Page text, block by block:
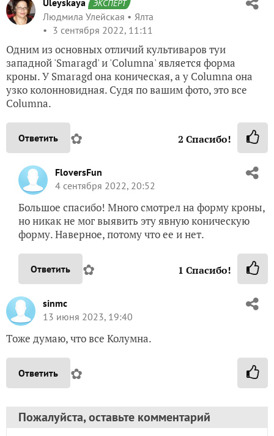
Uleyskaya ЭКСПЕРТ
Людмила Улейская
Ялта
3 сентября 2022, 11:11
Одним из основных отличий культиваров туи
западной 'Smaragd' и 'Columna' является форма
кроны. У Smaragd она коническая, а у Columna она
узко колонновидная. Судя по вашим фото, это все
Columna.
Ответить ✿ 2 Спасибо!
FloversFun
4 сентября 2022, 20:52
Большое спасибо! Много смотрел на форму кроны,
но никак не мог выявить эту явную коническую
форму. Наверное, потому что ее и нет.
Ответить ✿ 1 Спасибо!
sinmc
13 июня 2023, 19:40
Тоже думаю, что все Колумна.
Ответить ✿
Пожалуйста, оставьте комментарий